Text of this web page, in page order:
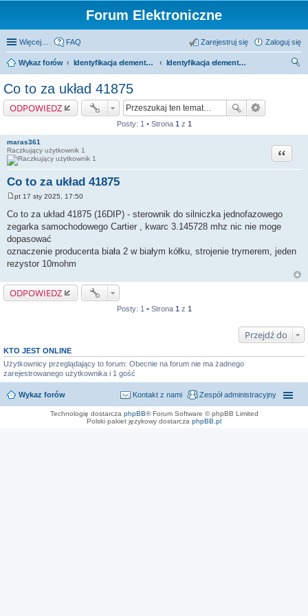
Forum Elektroniczne
Więcej… FAQ Zaloguj się
Zarejestruj się
Wykaz forów Identyfikacja elementów i zamienniki
Identyfikacja elementów
Co to za układ 41875
ODPOWIEDZ
Posty: 1 • Strona 1 z 1
maras361
Raczkujący użytkownik 1
Co to za układ 41875
Cytuj
P
s
t
pt 17 sty 2025, 17:50
Co to za układ 41875 (16DIP) - sterownik do silniczka jednofazowego
zegarka samochodowego Cartier , kwarc 3.145728 mhz nic nie moge
dopasować
oznaczenie producenta biała 2 w białym kółku, strojenie trymerem, jeden
rezystor 10mohm
ODPOWIEDZ
Posty: 1 • Strona 1 z 1
Przejdź do
KTO JEST ONLINE
Użytkownicy przeglądający to forum: Obecnie na forum nie ma żadnego
zarejestrowanego użytkownika i 1 gość
Wykaz forów Zespół administracyjny
Kontakt z nami
Technologię dostarcza phpBB® Forum Software © phpBB Limited
Polski pakiet językowy dostarcza phpBB.pl